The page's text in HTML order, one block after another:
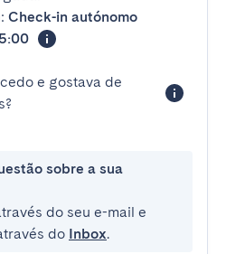
Check-in autónomo
e gostava de
sobre a sua
do seu e-mail e
do Inbox.